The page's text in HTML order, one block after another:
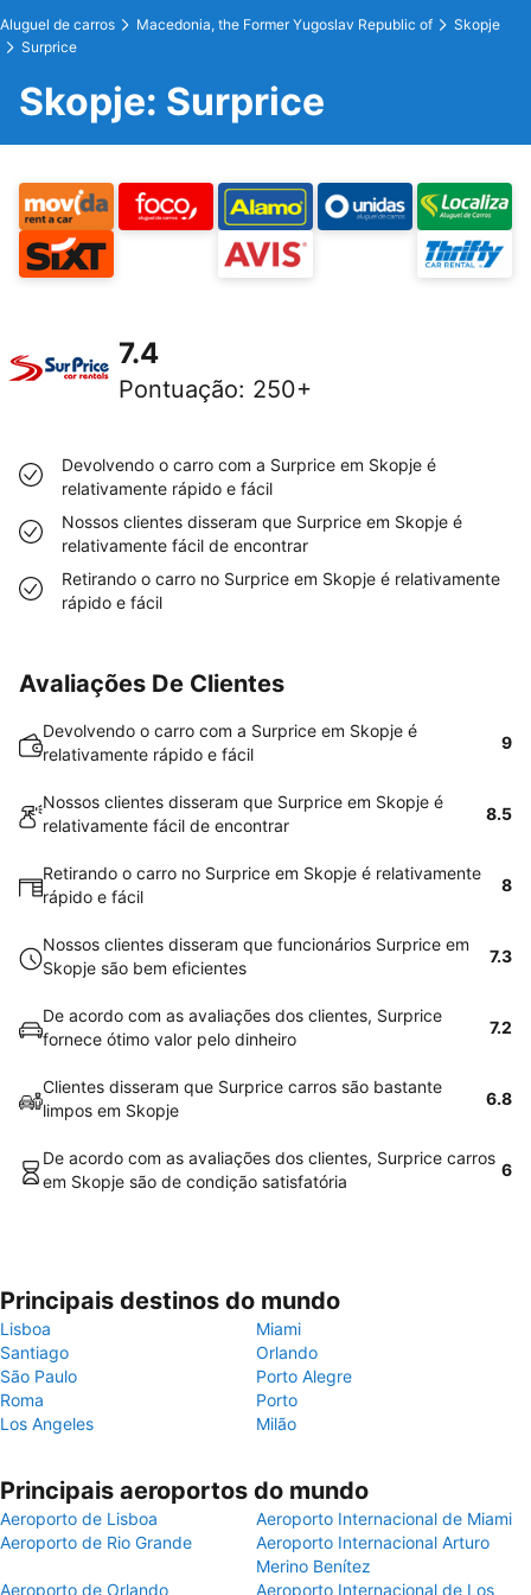
Aluguel de carros Macedonia, the Former Yugoslav Republic of
Skopje
Surprice
Skopje: Surprice
7.4
Pontuação: 250+
Devolvendo o carro com a Surprice em Skopje é
relativamente rápido e fácil
Nossos clientes disseram que Surprice em Skopje é
relativamente fácil de encontrar
Retirando o carro no Surprice em Skopje é relativamente
rápido e fácil
Avaliações De Clientes
Devolvendo o carro com a Surprice em Skopje é
relativamente rápido e fácil
9
Nossos clientes disseram que Surprice em Skopje é
relativamente fácil de encontrar
8.5
Retirando o carro no Surprice em Skopje é relativamente
rápido e fácil
8
Nossos clientes disseram que funcionários Surprice em
Skopje são bem eficientes
7.3
De acordo com as avaliações dos clientes, Surprice
fornece ótimo valor pelo dinheiro
7.2
Clientes disseram que Surprice carros são bastante
limpos em Skopje
6.8
De acordo com as avaliações dos clientes, Surprice carros
em Skopje são de condição satisfatória
6
Principais destinos do mundo
Lisboa
Miami
Santiago
Orlando
São Paulo
Porto Alegre
Roma
Porto
Los Angeles
Milão
Principais aeroportos do mundo
Aeroporto de Lisboa
Aeroporto Internacional de Miami
Aeroporto de Rio Grande
Aeroporto Internacional Arturo
Merino Benítez
Aeroporto de Orlando
Aeroporto Internacional de Los